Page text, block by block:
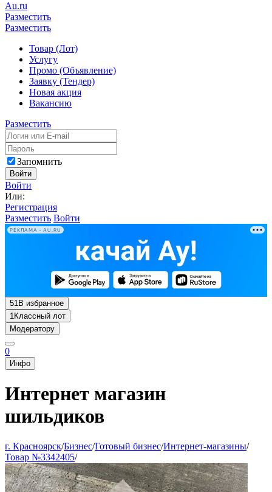
Au.ru
Разместить
Разместить
Товар (Лот)
Услугу
Промо (Объявление)
Заявку (Тендер)
Новая акция
Вакансию
Разместить
Запомнить
Войти
Войти
Или:
Регистрация
Разместить Войти
РЕКЛАМА • AU.RU
51В избранное
1Классный лот
Модератору
0
Инфо
Интернет магазин
шильдиков
г. Красноярск/Бизнес/Готовый бизнес/Интернет-магазины/
Товар №3342405/